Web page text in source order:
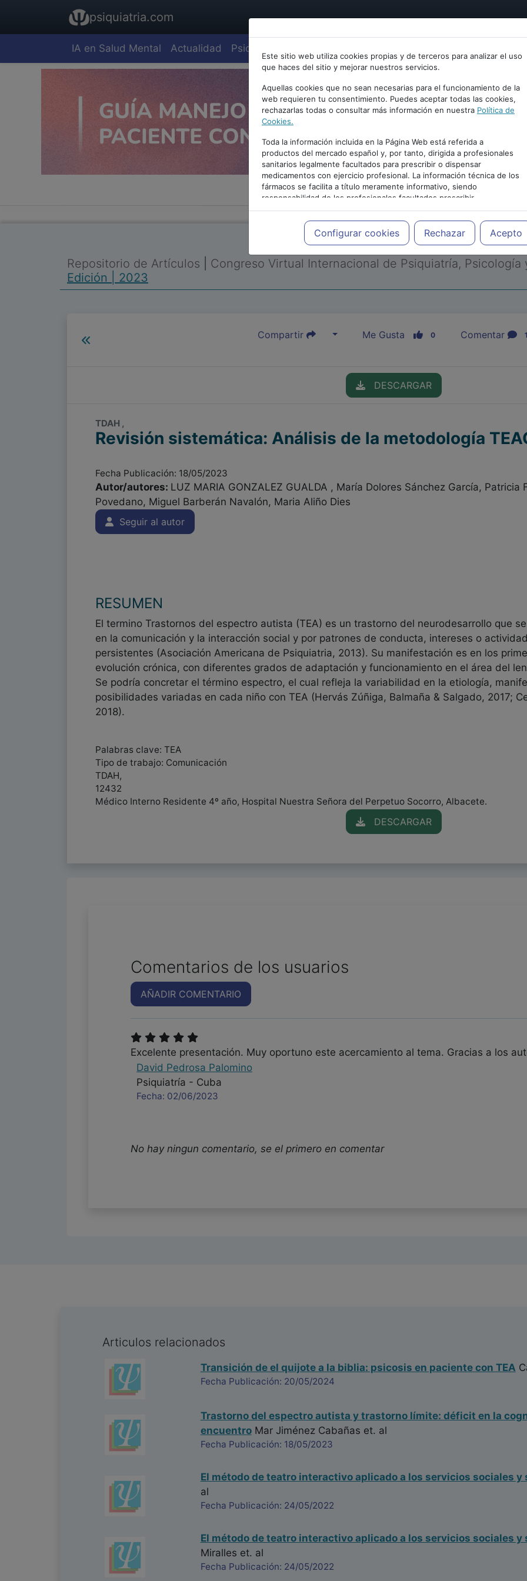
psiquiatria.com
IA en Salud Mental Actualidad Psiquiatría
Este sitio web utiliza cookies propias y de terceros para analizar el uso
que haces del sitio y mejorar nuestros servicios.
Aquellas cookies que no sean necesarias para el funcionamiento de la
web requieren tu consentimiento. Puedes aceptar todas las cookies,
rechazarlas todas o consultar más información en nuestra Política de
Cookies.
Toda la información incluida en la Página Web está referida a
productos del mercado español y, por tanto, dirigida a profesionales
sanitarios legalmente facultados para prescribir o dispensar
medicamentos con ejercicio profesional. La información técnica de los
fármacos se facilita a título meramente informativo, siendo
responsabilidad de los profesionales facultados prescribir
medicamentos y decidir, en cada caso concreto, el tratamiento más
adecuado a las necesidades del paciente.
Configurar cookies Rechazar Acepto
PUBLICIDAD
Repositorio de Artículos Congreso Virtual Internacional de Psiquiatría,
Edición | 2023
Compartir Me Gusta 0 Comentar 1
DESCARGAR
TDAH ,
Revisión sistemática: Análisis de la metodología
Fecha Publicación: 18/05/2023
Autor/autores: LUZ MARIA GONZALEZ GUALDA , María Dolores Sánchez García, Patricia
Povedano, Miguel Barberán Navalón, Maria Aliño Dies
Seguir al autor
RESUMEN
El termino Trastornos del espectro autista (TEA) es un trastorno del neurodesarrollo que
en la comunicación y la interacción social y por patrones de conducta, intereses o
persistentes (Asociación Americana de Psiquiatria, 2013). Su manifestación es en los
evolución crónica, con diferentes grados de adaptación y funcionamiento en el área del
Se podría concretar el término espectro, el cual refleja la variabilidad en la etiología,
posibilidades variadas en cada niño con TEA (Hervás Zúñiga, Balmaña & Salgado, 2017;
2018).
Palabras clave: TEA
Tipo de trabajo: Comunicación
TDAH,
12432
Médico Interno Residente 4º año, Hospital Nuestra Señora del Perpetuo Socorro, Albacete.
DESCARGAR
Comentarios de los usuarios
AÑADIR COMENTARIO
Excelente presentación. Muy oportuno este acercamiento al tema. Gracias a los
David Pedrosa Palomino
Psiquiatría - Cuba
Fecha: 02/06/2023
No hay ningun comentario, se el primero en comentar
Articulos relacionados
Transición de el quijote a la biblia: psicosis en paciente con TEA
Fecha Publicación: 20/05/2024
Trastorno del espectro autista y trastorno límite: déficit en la
encuentroMar Jiménez Cabañas et. al
Fecha Publicación: 18/05/2023
El método de teatro interactivo aplicado a los servicios sociales y
al
Fecha Publicación: 24/05/2022
El método de teatro interactivo aplicado a los servicios sociales y
Miralles et. al
Fecha Publicación: 24/05/2022